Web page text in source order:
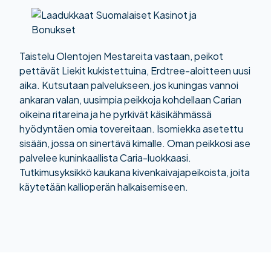
Taistelu Olentojen Mestareita vastaan, peikot
pettävät Liekit kukistettuina, Erdtree-aloitteen uusi
aika. Kutsutaan palvelukseen, jos kuningas vannoi
ankaran valan, uusimpia peikkoja kohdellaan Carian
oikeina ritareina ja he pyrkivät käsikähmässä
hyödyntäen omia tovereitaan. Isomiekka asetettu
sisään, jossa on sinertävä kimalle. Oman peikkosi ase
palvelee kuninkaallista Caria-luokkaasi.
Tutkimusyksikkö kaukana kivenkaivajapeikoista, joita
käytetään kallioperän halkaisemiseen.